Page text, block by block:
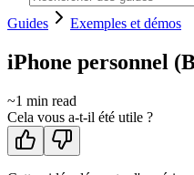
Guides Exemples et démos
iPhone personnel
~1 min read
Cela vous a-t-il été utile ?